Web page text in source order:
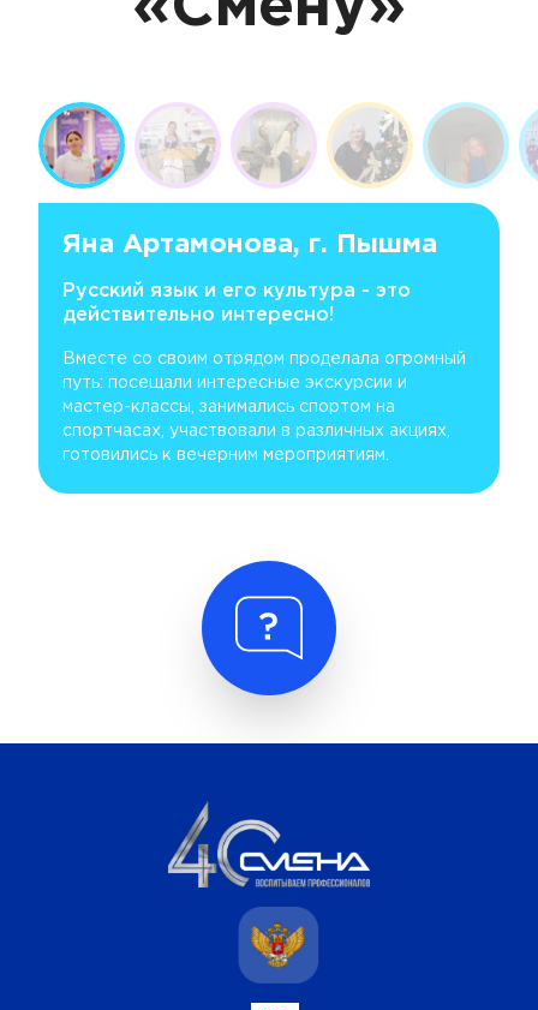
Яна Артамонова, г. Пышма
Русский язык и его культура - это
действительно интересно!
Вместе со своим отрядом проделала огромный
путь: посещали интересные экскурсии и
мастер-классы, занимались спортом на
спортчасах, участвовали в различных акциях,
готовились к вечерним мероприятиям.